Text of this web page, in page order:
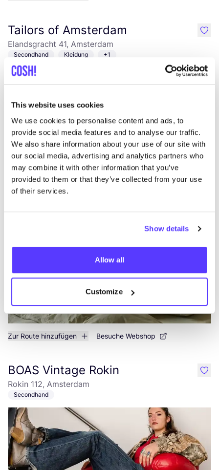
This website uses cookies
We use cookies to personalise content and ads, to
provide social media features and to analyse our traffic.
We also share information about your use of our site with
our social media, advertising and analytics partners who
may combine it with other information that you’ve
provided to them or that they’ve collected from your use
of their services.
Show details
Allow all
Customize
Tailors of Amsterdam
Elandsgracht 41, Amsterdam
Secondhand Kleidung +1
Zur Route hinzufügen Besuche Webshop
like
Herengracht 418sous, Amsterdam
Zur Route hinzufügen Besuche Webshop
BOAS Vintage Rokin
Rokin 112, Amsterdam
Secondhand
like